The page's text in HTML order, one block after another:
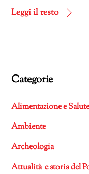
corso…
Leggi il resto
Categorie
Alimentazione e
Ambiente
Archeologia
Attualità e storia del